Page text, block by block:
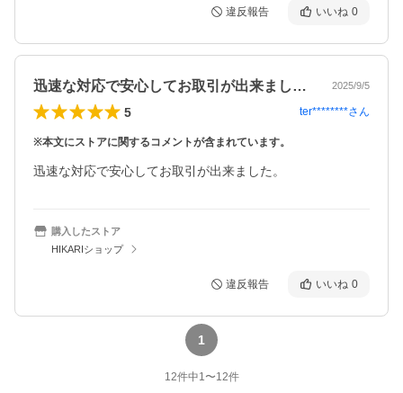
違反報告 いいね 0
迅速な対応で安心してお取引が出来ました… 2025/9/5
5 ter********さん
※本文にストアに関するコメントが含まれています。
迅速な対応で安心してお取引が出来ました。
購入したストア
HIKARIショップ
違反報告 いいね 0
1
12件中1〜12件